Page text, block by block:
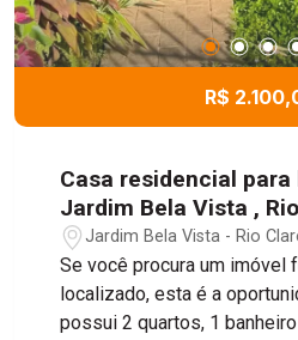
R$
Casa residencial para
Jardim Bela Vista ,
Jardim Bela Vista - Rio
Se você procura um imóvel
localizado, esta é a
possui 2 quartos, 1